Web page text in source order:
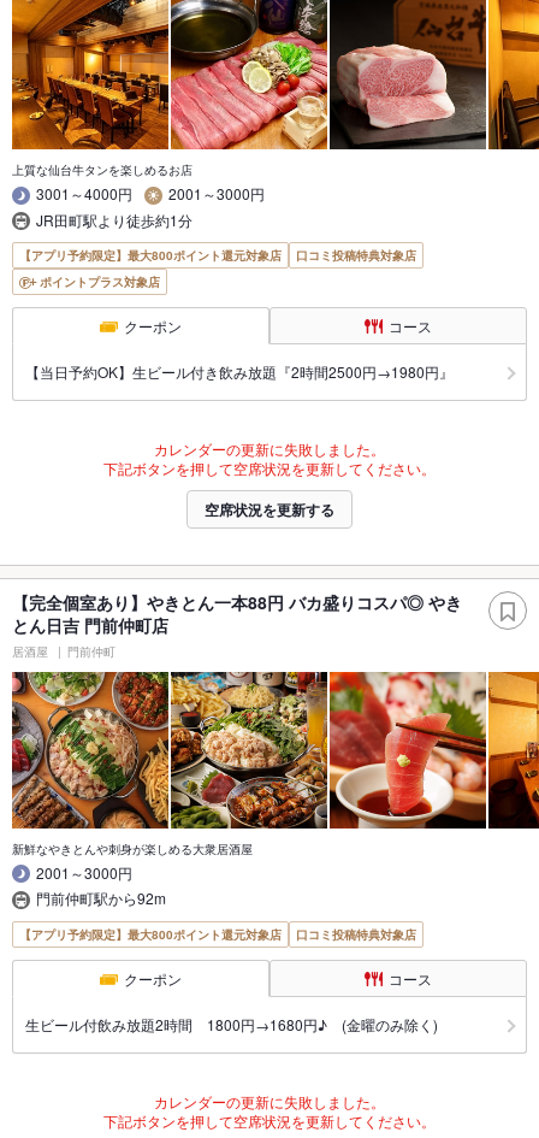
上質な仙台牛タンを楽しめるお店
3001～4000円
2001～3000円
JR田町駅より徒歩約1分
【アプリ予約限定】最大800ポイント還元対象店
口コミ投稿特典対象店
ポイントプラス対象店
クーポン コース
【当日予約OK】生ビール付き飲み放題『2時間2500円→1980円』
カレンダーの更新に失敗しました。
下記ボタンを押して空席状況を更新してください。
空席状況を更新する
【完全個室あり】やきとん一本88円 バカ盛りコスパ◎ やき
とん日吉 門前仲町店
居酒屋 門前仲町
新鮮なやきとんや刺身が楽しめる大衆居酒屋
2001～3000円
門前仲町駅から92m
【アプリ予約限定】最大800ポイント還元対象店 口コミ投稿特典対象店
クーポン コース
生ビール付飲み放題2時間 1800円→1680円♪ (金曜のみ除く)
カレンダーの更新に失敗しました。
下記ボタンを押して空席状況を更新してください。